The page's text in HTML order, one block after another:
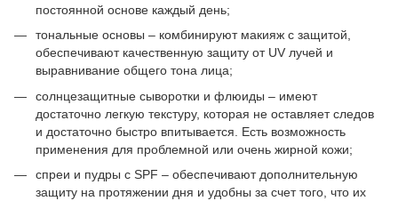
постоянной основе каждый день;
тональные основы – комбинируют макияж с защитой,
обеспечивают качественную защиту от UV лучей и
выравнивание общего тона лица;
солнцезащитные сыворотки и флюиды – имеют
достаточно легкую текстуру, которая не оставляет следов
и достаточно быстро впитывается. Есть возможность
применения для проблемной или очень жирной кожи;
спреи и пудры с SPF – обеспечивают дополнительную
защиту на протяжении дня и удобны за счет того, что их